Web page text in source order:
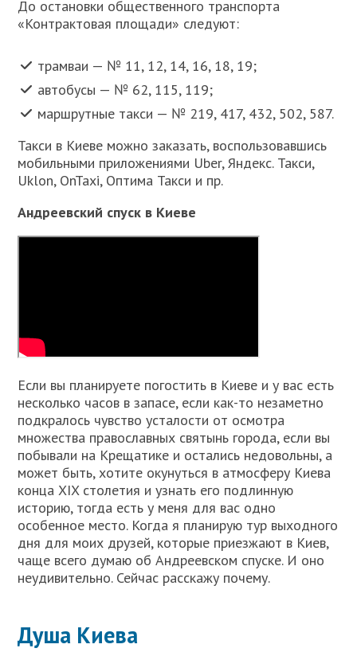
До остановки общественного транспорта
«Контрактовая площади» следуют:
трамваи — № 11, 12, 14, 16, 18, 19;
автобусы — № 62, 115, 119;
маршрутные такси — № 219, 417, 432, 502, 587.
Такси в Киеве можно заказать, воспользовавшись
мобильными приложениями Uber, Яндекс. Такси,
Uklon, OnTaxi, Оптима Такси и пр.
Андреевский спуск в Киеве
Если вы планируете погостить в Киеве и у вас есть
несколько часов в запасе, если как-то незаметно
подкралось чувство усталости от осмотра
множества православных святынь города, если вы
побывали на Крещатике и остались недовольны, а
может быть, хотите окунуться в атмосферу Киева
конца XIX столетия и узнать его подлинную
историю, тогда есть у меня для вас одно
особенное место. Когда я планирую тур выходного
дня для моих друзей, которые приезжают в Киев,
чаще всего думаю об Андреевском спуске. И оно
неудивительно. Сейчас расскажу почему.
Душа Киева